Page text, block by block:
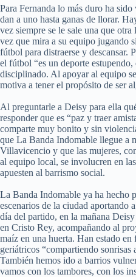
Para Fernanda lo más duro ha
dan a uno hasta ganas de llorar.
vez siempre se le sale una que
vez que mira a su equipo jugando
fútbol para distraerse y descansar.
el fútbol “es un deporte
disciplinado. Al apoyar al equipo
motiva a tener el propósito de ser
Al preguntarle a Deisy para ella
responder que es “paz y traer
comparte muy bonito y sin
que La Banda Indomable llegue a
Villavicencio y que las mujeres,
al equipo local, se involucren en
apuesten al barrismo social.
La Banda Indomable ya ha hecho
escenarios de la ciudad aportando
día del partido, en la mañana
en Cristo Rey, acompañando al
maíz en una huerta. Han estado
geriátricos “compartiendo sonrisas
También hemos ido a barrios
vamos con los tambores, con los